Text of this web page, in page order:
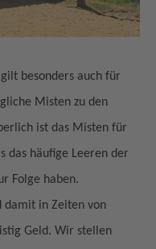
besonders auch für
Misten zu den
ist das Misten für
das häufige Leeren der
Folge haben.
damit in Zeiten von
Geld. Wir stellen